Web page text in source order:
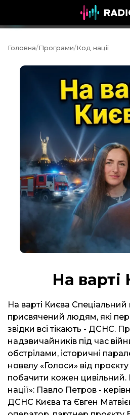
Ефір
Головна/Програми/Код нації
На варті
На варті Києва
присвячений людям, які
звідки всі тікають - ДСНС.
надзвичайників під час
обстрілами, історичні
новелу «Голоси» від
побачити кожен цивільний.
нації»: Павло Петров -
ДСНС Києва та Євген